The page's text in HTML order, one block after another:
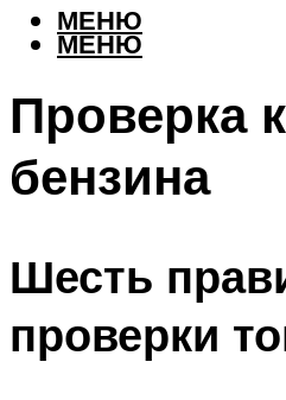
МЕНЮ
МЕНЮ
Проверка
бензина
Шесть
проверки